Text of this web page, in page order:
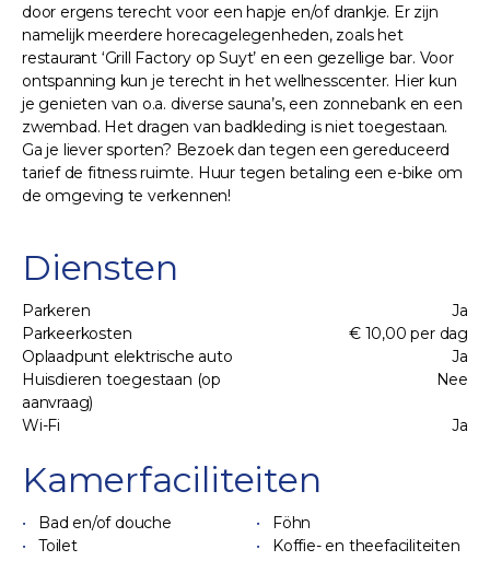
door ergens terecht voor een hapje en/of drankje. Er zijn
namelijk meerdere horecagelegenheden, zoals het
restaurant ‘Grill Factory op Suyt’ en een gezellige bar. Voor
ontspanning kun je terecht in het wellnesscenter. Hier kun
je genieten van o.a. diverse sauna’s, een zonnebank en een
zwembad. Het dragen van badkleding is niet toegestaan.
Ga je liever sporten? Bezoek dan tegen een gereduceerd
tarief de fitness ruimte. Huur tegen betaling een e-bike om
de omgeving te verkennen!
Diensten
Parkeren
Ja
Parkeerkosten
€ 10,00 per dag
Oplaadpunt elektrische auto
Ja
Huisdieren toegestaan (op
aanvraag)
Nee
Wi-Fi Ja
Kamerfaciliteiten
Bad en/of douche
Föhn
Toilet
Koffie- en theefaciliteiten